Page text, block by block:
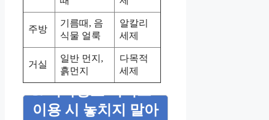
주방
기름때, 음
식물 얼룩
알칼리
세제
거실
일반 먼지,
흙먼지
다목적
세제
이용 시 놓치지 말아